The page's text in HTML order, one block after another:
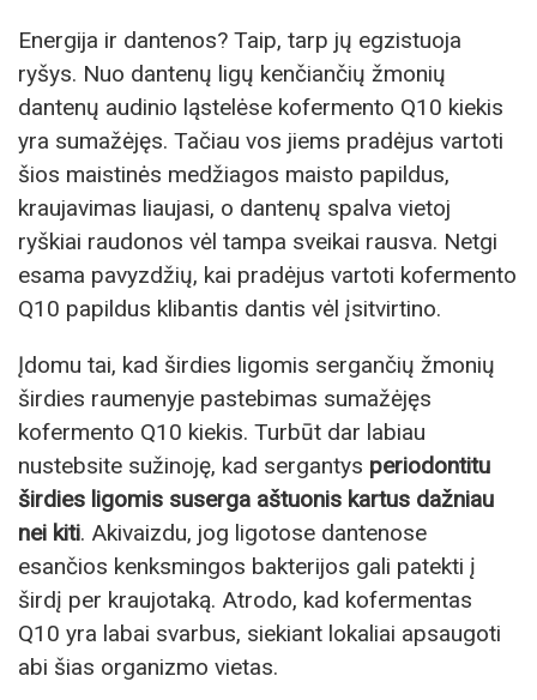
Energija ir dantenos? Taip, tarp jų egzistuoja
ryšys. Nuo dantenų ligų kenčiančių žmonių
dantenų audinio ląstelėse kofermento Q10 kiekis
yra sumažėjęs. Tačiau vos jiems pradėjus vartoti
šios maistinės medžiagos maisto papildus,
kraujavimas liaujasi, o dantenų spalva vietoj
ryškiai raudonos vėl tampa sveikai rausva. Netgi
esama pavyzdžių, kai pradėjus vartoti kofermento
Q10 papildus klibantis dantis vėl įsitvirtino.
Įdomu tai, kad širdies ligomis sergančių žmonių
širdies raumenyje pastebimas sumažėjęs
kofermento Q10 kiekis. Turbūt dar labiau
nustebsite sužinoję, kad sergantys periodontitu
širdies ligomis suserga aštuonis kartus dažniau
nei kiti. Akivaizdu, jog ligotose dantenose
esančios kenksmingos bakterijos gali patekti į
širdį per kraujotaką. Atrodo, kad kofermentas
Q10 yra labai svarbus, siekiant lokaliai apsaugoti
abi šias organizmo vietas.